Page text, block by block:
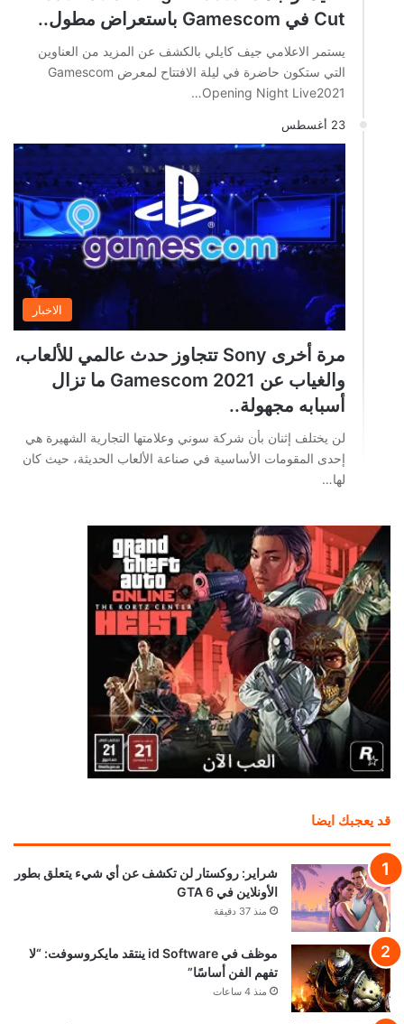
Cut في Gamescom باستعراض مطول..
يستمر الاعلامي جيف كايلي بالكشف عن المزيد من العناوين
التي ستكون حاضرة في ليلة الافتتاح لمعرض Gamescom
Opening Night Live2021…
23 أغسطس
الاخبار
مرة أخرى Sony تتجاوز حدث عالمي للألعاب،
والغياب عن Gamescom 2021 ما تزال
أسبابه مجهولة..
لن يختلف إثنان بأن شركة سوني وعلامتها التجارية الشهيرة هي
إحدى المقومات الأساسية في صناعة الألعاب الحديثة، حيث كان
لها…
قد يعجبك ايضا
شراير: روكستار لن تكشف عن أي شيء يتعلق بطور
الأونلاين في GTA 6
منذ 37 دقيقة
موظف في id Software ينتقد مايكروسوفت: “لا
تفهم الفن أساسًا”
منذ 4 ساعات